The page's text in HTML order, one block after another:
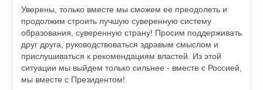
Уверены, только вместе мы сможем ее преодолеть и
продолжим строить лучшую суверенную систему
образования, суверенную страну! Просим поддерживать
друг друга, руководствоваться здравым смыслом и
прислушиваться к рекомендациям властей. Из этой
ситуации мы выйдем только сильнее - вместе с Россией,
мы вместе с Президентом!